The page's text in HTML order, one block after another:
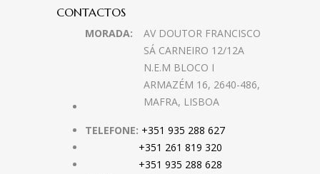
CONTACTOS
MORADA:
AV DOUTOR FRANCISCO
SÁ CARNEIRO 12/12A
N.E.M BLOCO I
ARMAZÉM 16, 2640-486,
MAFRA, LISBOA
TELEFONE: +351 935 288 627
+351 261 819 320
+351 935 288 628